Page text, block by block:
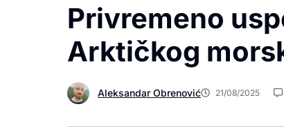
Privremeno
Arktičkog
Aleksandar Obrenović 21/08/2025